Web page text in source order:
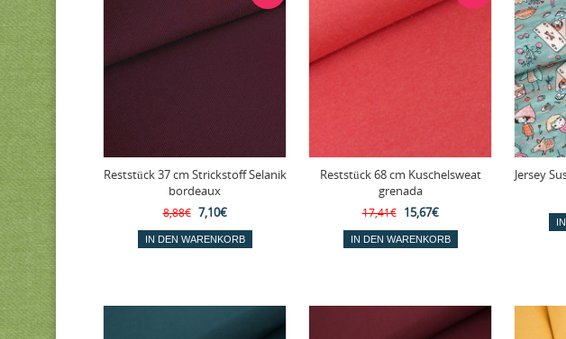
Reststück 37 cm Strickstoff Selanik
bordeaux
8,88€ 7,10€
Reststück 68 cm Kuschelsweat
grenada
17,41€ 15,67€
Jersey